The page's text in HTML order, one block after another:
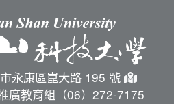
永康區崑大路 195 號
廣教育組（06）272-7175